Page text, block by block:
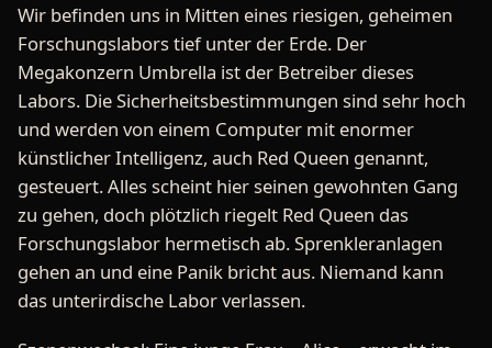
Wir befinden uns in Mitten eines riesigen, geheimen
Forschungslabors tief unter der Erde. Der
Megakonzern Umbrella ist der Betreiber dieses
Labors. Die Sicherheitsbestimmungen sind sehr hoch
und werden von einem Computer mit enormer
künstlicher Intelligenz, auch Red Queen genannt,
gesteuert. Alles scheint hier seinen gewohnten Gang
zu gehen, doch plötzlich riegelt Red Queen das
Forschungslabor hermetisch ab. Sprenkleranlagen
gehen an und eine Panik bricht aus. Niemand kann
das unterirdische Labor verlassen.